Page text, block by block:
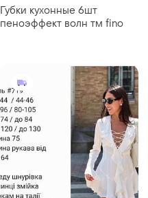
Губки кухонные 6шт
пеноэффект волн тм fino